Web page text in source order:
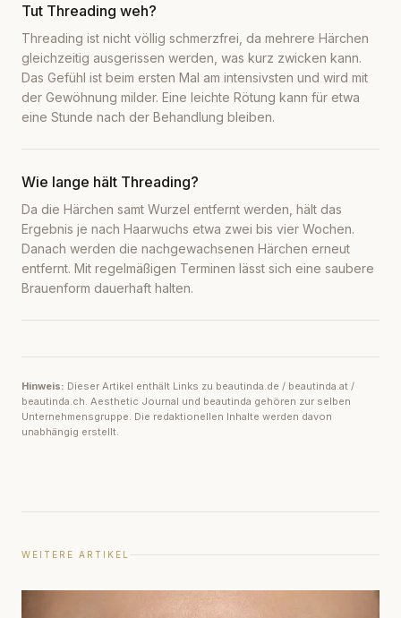
Tut Threading weh?
Threading ist nicht völlig schmerzfrei, da mehrere Härchen
gleichzeitig ausgerissen werden, was kurz zwicken kann.
Das Gefühl ist beim ersten Mal am intensivsten und wird mit
der Gewöhnung milder. Eine leichte Rötung kann für etwa
eine Stunde nach der Behandlung bleiben.
Wie lange hält Threading?
Da die Härchen samt Wurzel entfernt werden, hält das
Ergebnis je nach Haarwuchs etwa zwei bis vier Wochen.
Danach werden die nachgewachsenen Härchen erneut
entfernt. Mit regelmäßigen Terminen lässt sich eine saubere
Brauenform dauerhaft halten.
Hinweis: Dieser Artikel enthält Links zu beautinda.de / beautinda.at /
beautinda.ch. Aesthetic Journal und beautinda gehören zur selben
Unternehmensgruppe. Die redaktionellen Inhalte werden davon
unabhängig erstellt.
WEITERE ARTIKEL